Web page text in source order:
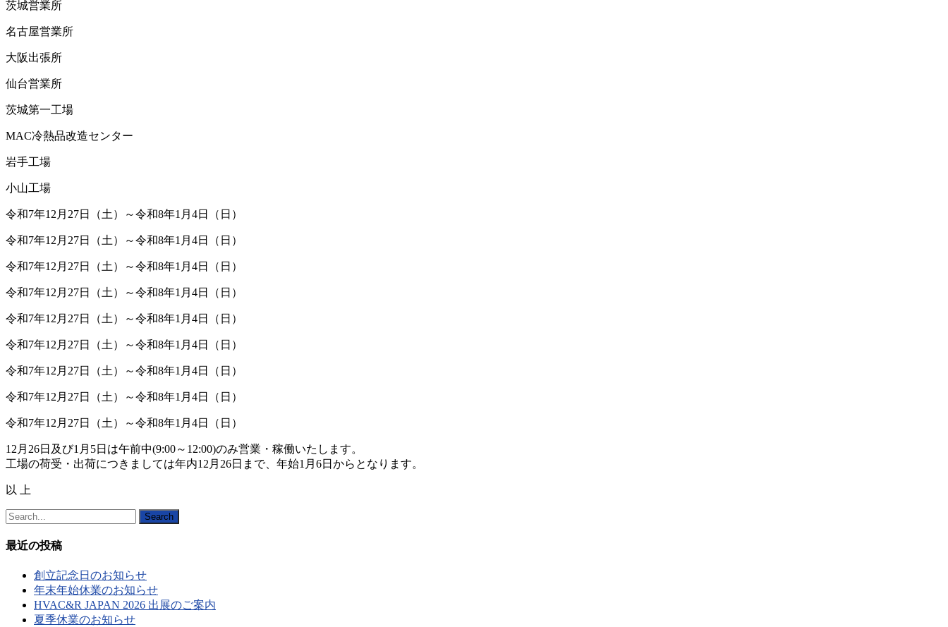
茨城営業所
名古屋営業所
大阪出張所
仙台営業所
茨城第一工場
MAC冷熱品改造センター
岩手工場
小山工場
令和7年12月27日（土）～令和8年1月4日（日）
令和7年12月27日（土）～令和8年1月4日（日）
令和7年12月27日（土）～令和8年1月4日（日）
令和7年12月27日（土）～令和8年1月4日（日）
令和7年12月27日（土）～令和8年1月4日（日）
令和7年12月27日（土）～令和8年1月4日（日）
令和7年12月27日（土）～令和8年1月4日（日）
令和7年12月27日（土）～令和8年1月4日（日）
令和7年12月27日（土）～令和8年1月4日（日）
12月26日及び1月5日は午前中(9:00～12:00)のみ営業・稼働いたします。
工場の荷受・出荷につきましては年内12月26日まで、年始1月6日からとなります。
以 上
Search
最近の投稿
創立記念日のお知らせ
年末年始休業のお知らせ
HVAC&R JAPAN 2026 出展のご案内
夏季休業のお知らせ